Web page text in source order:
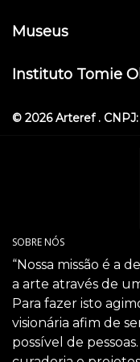
Museus
Instituto Tomie
© 2026 Arteref .
SOBRE NÓS
“Nossa missão é a
a arte através de
Para fazer isto
visionária afim de
possível de